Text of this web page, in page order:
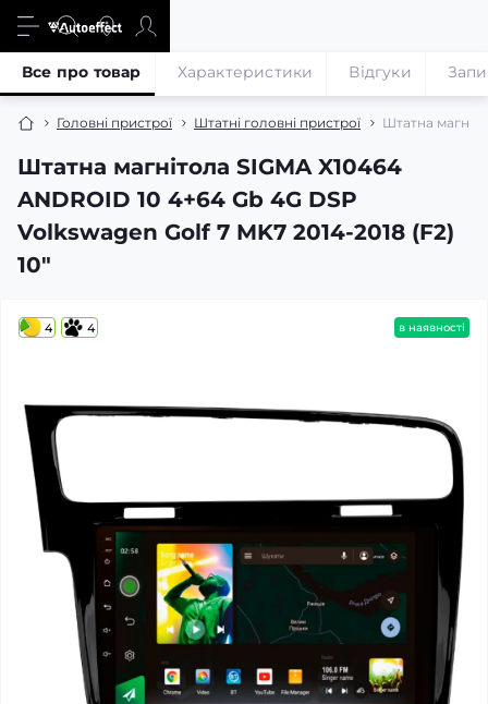
Головні пристрої Штатні головні пристрої Штатна
Штатна магнітола SIGMA X10464
ANDROID 10 4+64 Gb 4G DSP
Volkswagen Golf 7 MK7 2014-2018 (F2)
10"
Все про товар Характеристики Відгуки
4 4 в наявності